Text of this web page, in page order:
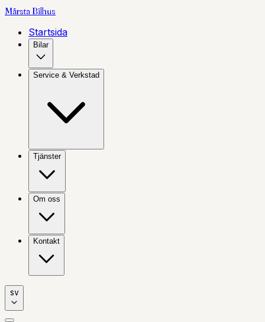
Märsta Bilhus
Startsida
Bilar
Service & Verkstad
Tjänster
Om oss
Kontakt
sv